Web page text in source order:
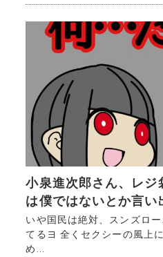
小泉進次郎さん、レジ
は僕ではないとか言い
いや国民は絶対、スンズロ
てるヨ 全くセクシーの風上
め...